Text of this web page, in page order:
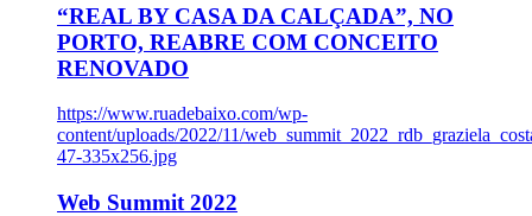
“REAL BY CASA DA CALÇADA”, NO
PORTO, REABRE COM CONCEITO
RENOVADO
https://www.ruadebaixo.com/wp-
content/uploads/2022/11/
47-335x256.jpg
Web Summit 2022